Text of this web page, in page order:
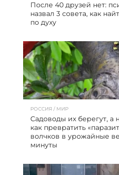
После 40 друзей нет:
назвал 3 совета, как
по духу
РОССИЯ / МИР
Садоводы их берегут, а
как превратить
волчков в урожайные
минуты